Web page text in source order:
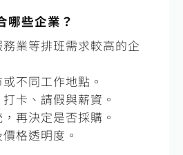
哪些企業？
業等排班需求較高的企
不同工作地點。
卡、請假與薪資。
再決定是否採購。
格透明度。